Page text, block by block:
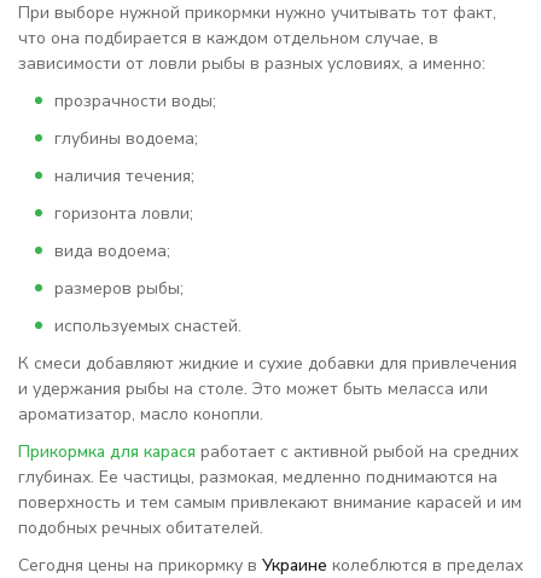
При выборе нужной прикормки нужно учитывать тот факт,
что она подбирается в каждом отдельном случае, в
зависимости от ловли рыбы в разных условиях, а именно:
прозрачности воды;
глубины водоема;
наличия течения;
горизонта ловли;
вида водоема;
размеров рыбы;
используемых снастей.
К смеси добавляют жидкие и сухие добавки для привлечения
и удержания рыбы на столе. Это может быть меласса или
ароматизатор, масло конопли.
Прикормка для карася работает с активной рыбой на средних
глубинах. Ее частицы, размокая, медленно поднимаются на
поверхность и тем самым привлекают внимание карасей и им
подобных речных обитателей.
Сегодня цены на прикормку в Украине колеблются в пределах